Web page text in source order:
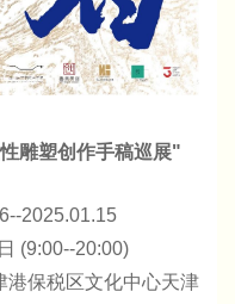
雕塑创作手稿巡展"
2025.01.15
(9:00--20:00)
港保税区文化中心天津